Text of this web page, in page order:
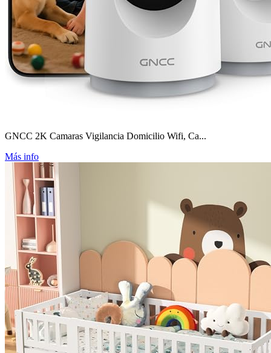
GNCC 2K Camaras Vigilancia Domicilio Wifi, Ca...
Más info